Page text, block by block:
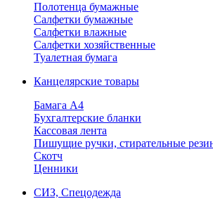
Полотенца бумажные
Салфетки бумажные
Салфетки влажные
Салфетки хозяйственные
Туалетная бумага
Канцелярские товары
Бамага А4
Бухгалтерские бланки
Кассовая лента
Пишущие ручки, стирательные
Скотч
Ценники
СИЗ, Спецодежда